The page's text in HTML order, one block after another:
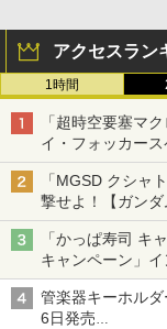
アクセスラン
1時間
「超時空要塞マ
イ・フォッカー
「MGSD クシャ
撃せよ！【ガンダ
「かっぱ寿司 キ
キャンペーン」
子どもが楽しめ
追求
管楽器キーホル
6日発売